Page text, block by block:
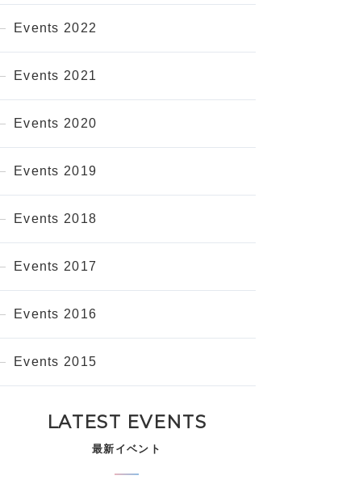
Events 2022
Events 2021
Events 2020
Events 2019
Events 2018
Events 2017
Events 2016
Events 2015
LATEST EVENTS
最新イベント